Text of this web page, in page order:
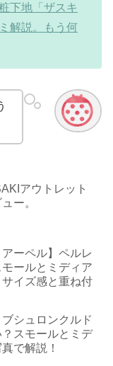
下地「ザスキ
解説。もう何
アウトレット
ー。
アーペル】ペルレ
ールとミディア
イズ感と重ね付
ブシュロンクルド
スモールとミデ
で解説！